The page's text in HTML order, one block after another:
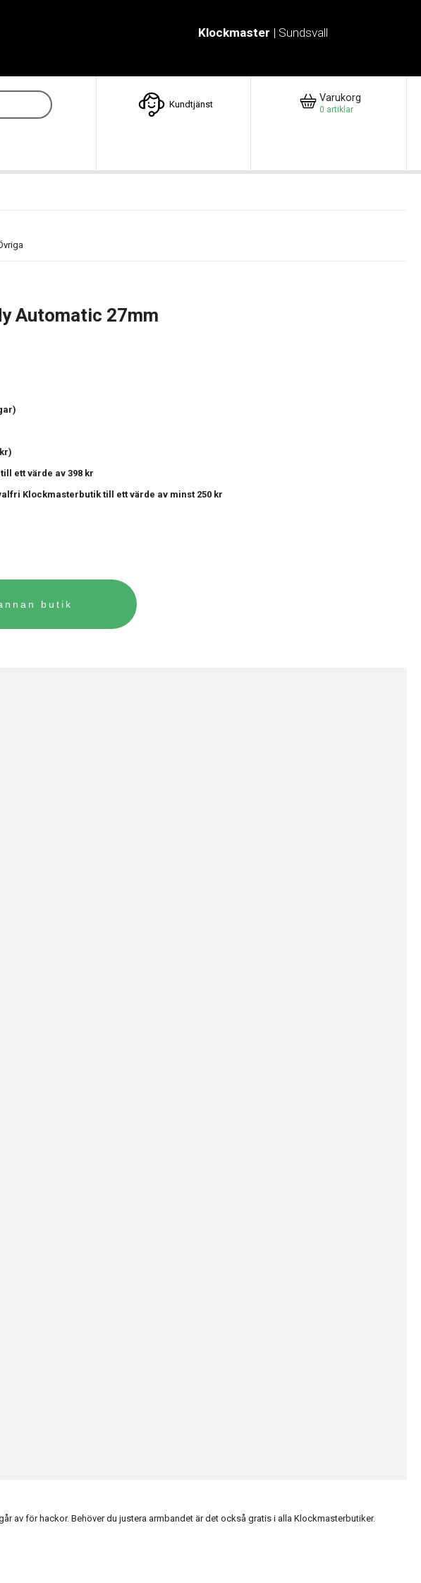
Klockmaster | Sundsvall
Kundtjänst
Varukorg
0 artiklar
Automatic 27mm
till ett värde av 398 kr
Klockmasterbutiktill ett värde av minst 250 kr
av för hackor. Behöver du justera armbandet är det också gratis i alla Klockmasterbutiker.